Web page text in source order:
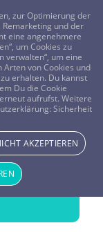
8478266
Ahnen
Dein
zur Optimierung der
und der
eine angenehmere
um Cookies zu
verwalten“, um eine
von Cookies und
erhalten. Du kannst
Du die Cookie
aufrufst. Weitere
Sicherheit
AKZEPTIEREN